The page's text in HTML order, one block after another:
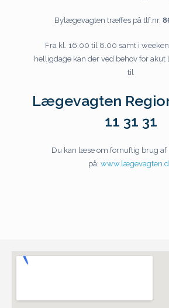
Bylægevagten træffes på tlf.nr.
Fra kl. 16.00 til 8.00 samt i
helligdage kan der ved behov for
til
Lægevagten
11 31 31
Du kan læse om fornuftig brug
på: